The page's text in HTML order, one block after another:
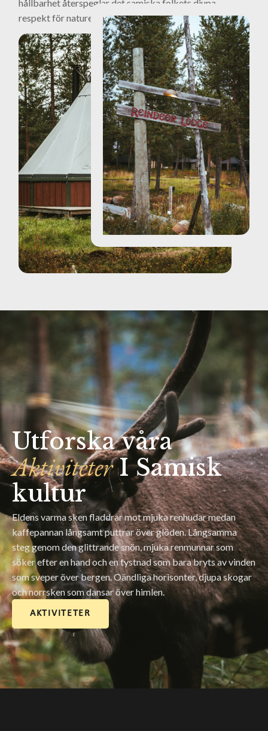
hållbarhet återspeglar det samiska folkets djupa
respekt för naturen och alla levande varelser.
Utforska våra
AktiviteterI Samisk
kultur
Eldens varma sken fladdrar mot mjuka renhudar medan
kaffepannan långsamt puttrar över glöden. Långsamma
steg genom den glittrande snön, mjuka renmunnar som
söker efter en hand och en tystnad som bara bryts av vinden
som sveper över bergen. Oändliga horisonter, djupa skogar
och norrsken som dansar över himlen.
AKTIVITETER